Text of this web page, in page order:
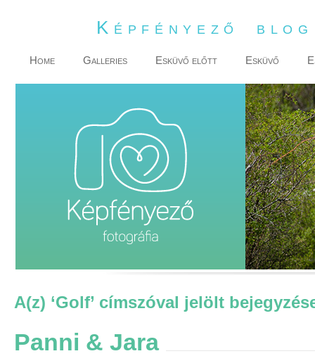
Képfényező
Home Galleries Esküvő előtt Esküvő
A(z) ‘Golf’ címszóval jelölt
Panni & Jara